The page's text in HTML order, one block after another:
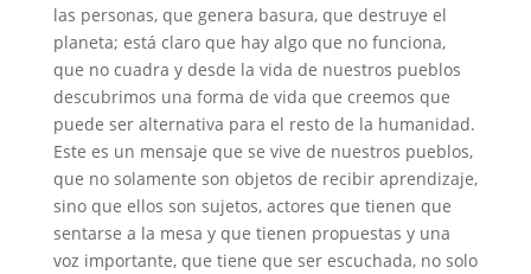
las personas, que genera basura, que destruye el
planeta; está claro que hay algo que no funciona,
que no cuadra y desde la vida de nuestros pueblos
descubrimos una forma de vida que creemos que
puede ser alternativa para el resto de la humanidad.
Este es un mensaje que se vive de nuestros pueblos,
que no solamente son objetos de recibir aprendizaje,
sino que ellos son sujetos, actores que tienen que
sentarse a la mesa y que tienen propuestas y una
voz importante, que tiene que ser escuchada, no solo